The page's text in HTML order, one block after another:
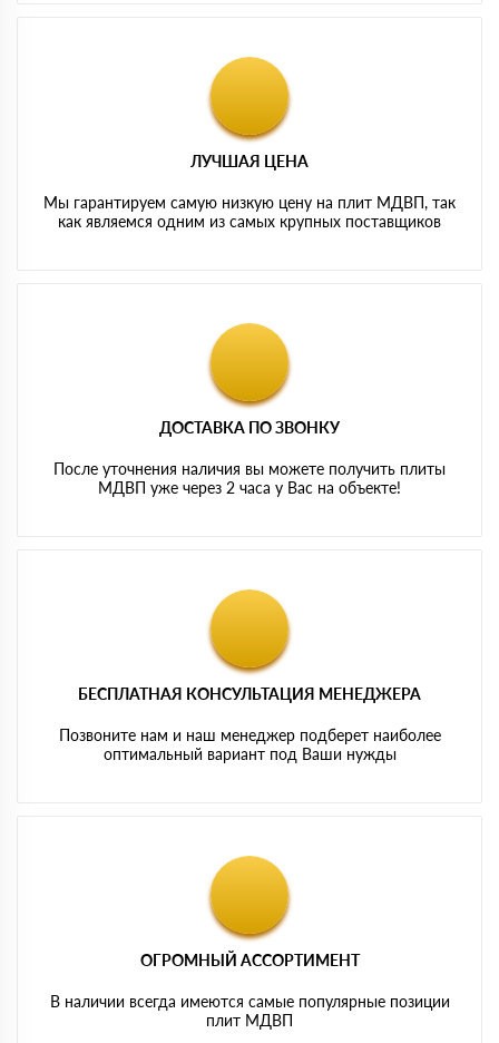
ЛУЧШАЯ ЦЕНА
Мы гарантируем самую низкую цену на плит МДВП, так
как являемся одним из самых крупных поставщиков
ДОСТАВКА ПО ЗВОНКУ
После уточнения наличия вы можете получить плиты
МДВП уже через 2 часа у Вас на объекте!
БЕСПЛАТНАЯ КОНСУЛЬТАЦИЯ МЕНЕДЖЕРА
Позвоните нам и наш менеджер подберет наиболее
оптимальный вариант под Ваши нужды
ОГРОМНЫЙ АССОРТИМЕНТ
В наличии всегда имеются самые популярные позиции
плит МДВП